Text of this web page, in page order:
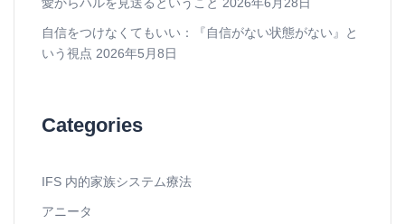
自信をつけなくてもいい：『自信がない状態がない』と
いう視点 2026年5月8日
Categories
IFS 内的家族システム療法
アニータ